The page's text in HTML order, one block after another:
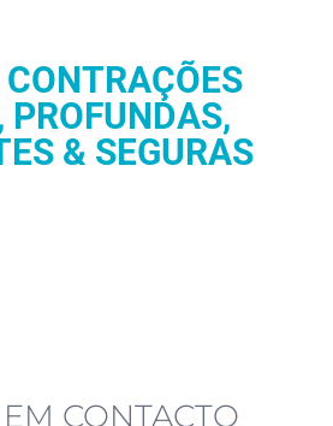
PROFUNDAS,
& SEGURAS
CONTACTO